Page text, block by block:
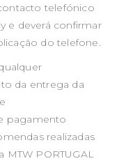
telefónico
e deverá confirmar
do telefone.
da entrega da
pagamento
realizadas
MTW PORTUGAL